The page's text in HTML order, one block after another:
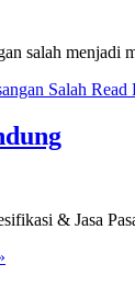
salah
Salah Read
& Jasa